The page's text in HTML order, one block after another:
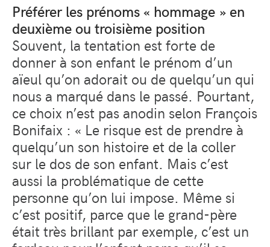
Préférer les prénoms « hommage » en
deuxième ou troisième position
Souvent, la tentation est forte de
donner à son enfant le prénom d’un
aïeul qu’on adorait ou de quelqu’un qui
nous a marqué dans le passé. Pourtant,
ce choix n’est pas anodin selon François
Bonifaix : « Le risque est de prendre à
quelqu’un son histoire et de la coller
sur le dos de son enfant. Mais c’est
aussi la problématique de cette
personne qu’on lui impose. Même si
c’est positif, parce que le grand-père
était très brillant par exemple, c’est un